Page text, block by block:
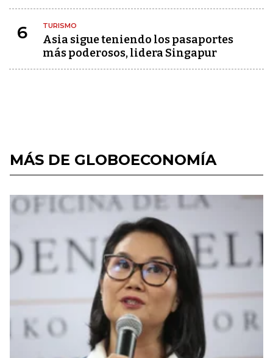
6 TURISMO
Asia sigue teniendo los pasaportes
más poderosos, lidera Singapur
MÁS DE GLOBOECONOMÍA